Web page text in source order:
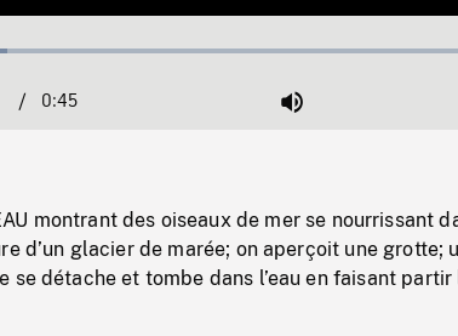
:
/ Duration
0:45 Mute
montrant des oiseaux de mer se nourrissant
d’un glacier de marée; on aperçoit une grotte;
se détache et tombe dans l’eau en faisant partir